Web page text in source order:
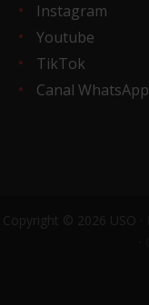
Instagram
Youtube
TikTok
Canal WhatsApp
Copyright © 2026 USO ·